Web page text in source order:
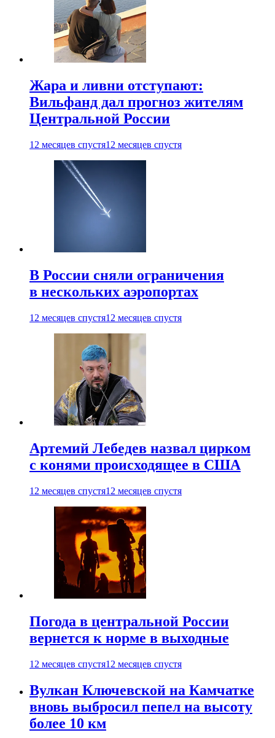
Жара и ливни отступают:
Вильфанд дал прогноз жителям
Центральной России
12 месяцев спустя12 месяцев спустя
В России сняли ограничения
в нескольких аэропортах
12 месяцев спустя12 месяцев спустя
Артемий Лебедев назвал цирком
с конями происходящее в США
12 месяцев спустя12 месяцев спустя
Погода в центральной России
вернется к норме в выходные
12 месяцев спустя12 месяцев спустя
Вулкан Ключевской на Камчатке
вновь выбросил пепел на высоту
более 10 км